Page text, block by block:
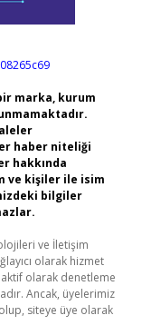
marka, kurum
haber niteliği
hakkında
ve kişiler ile isim
bilgiler
ve İletişim
olarak hizmet
olarak denetleme
Ancak, üyelerimiz
siteye üye olarak